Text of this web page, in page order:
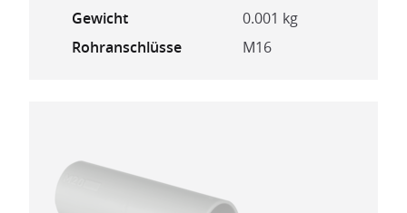
Gewicht
0.001 kg
Rohranschlüsse
M16